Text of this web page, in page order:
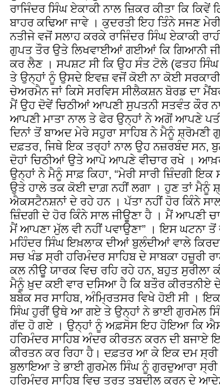
ਰਾਜਿੰਦਰ ਸਿੰਘ ਏਕਾਕੀ ਨਾਲ ਜ਼ਿਕਰ ਕੀਤਾ ਕਿ
ਬਾਹਰ ਕਢਿਆ ਜਾਵੇ । ਕੁਦਰਤੀ ਇਹ ਤਿੰਨੇ ਸਜਣ
ਨਤੀਜੇ ਵਜੋਂ ਸਲਾਹ ਕਰਕੇ ਰਾਜਿੰਦਰ ਸਿੰਘ ਏਕਾਕੀ
ਗੁਪਤ ਤੌਰ ਉਤੇ ਲਿਖਵਾਈਆਂ ਗਈਆਂ ਕਿ ਗਿਆਨੀ
ਕਰ ਲੈਣ । ਸਪਸ਼ਟ ਸੀ ਕਿ ਉਹ ਸੰਤ ਟੋਲੇ (ਫਤਹ
ਤੇ ਉਨ੍ਹਾਂ ਨੂੰ ਉਸਦੇ ਇਵਜ਼ ਵਜੋਂ ਕੋਈ ਨਾ ਕੋਈ
ਚੇਅਰਮੈਨ ਜਾਂ ਕਿਸੇ ਸਰਵਿਸ ਸੀਲੈਕਸ਼ਨ ਬੋਰਡ ਦਾ
ਮੈਂ ਉਹ ਦੋਵੇਂ ਚਿਠੀਆਂ ਆਪਣੀ ਸੁਪਤਨੀ ਸਤਵੰਤ ਕੌਰ
ਆਪਣੀ ਮਾਤਾ ਨਾਲ ਤੇ ਫੇਰ ਉਨ੍ਹਾਂ ਨੇ ਅਗੋਂ ਆਪਣੇ
ਦਿਨਾਂ ਤੋਂ ਬਾਅਦ ਮੇਰੇ ਸਹੁਰਾ ਸਾਹਿਬ ਨੇ ਮੈਨੂੰ
ਦਫ਼ਤਰ, ਜਿਥੇ ਇਕ ਤਰ੍ਹਾਂ ਨਾਲ ਉਹ ਨਜ਼ਰਬੰਦ ਸਨ,
ਦੋਹਾਂ ਚਿਠੀਆਂ ਉਤੇ ਆਪੋ ਆਪਣੇ ਵੀਚਾਰ ਰਖੇ ।
ਉਨ੍ਹਾਂ ਨੇ ਮੈਨੂੰ ਸਾਫ਼ ਕਿਹਾ, “ਮੇਰੀ ਸਾਰੀ ਜ਼ਿੰਦਗੀ
ਉਤੇ ਹਾਲੇ ਤਕ ਕੋਈ ਦਾਗ਼ ਨਹੀਂ ਲਗਾ । ਹੁਣ ਤਾਂ ਮੈਨੂੰ
ਐਕਸਟੈਨਸ਼ਨਾਂ ਦੇ ਰਹੇ ਹਨ । ਪੱਤਾ ਨਹੀਂ ਹੋਰ ਕਿੰਨੇ
ਜ਼ਿੰਦਗੀ ਦੇ ਹੋਰ ਕਿੰਨੇ ਸਾਲ ਜੀਊਣਾ ਹੈ । ਮੈਂ ਆਪਣੀ
ਮੈਂ ਆਪਣਾ ਮੁੱਲ ਵੀ ਨਹੀਂ ਪਵਾਉਣਾ” । ਇਸ ਘਟਨਾ ਤੋਂ
ਮਹਿੰਦਰ ਸਿੰਘ ਇਖ਼ਲਾਕ ਦੀਆਂ ਬੁਲੰਦੀਆਂ ਵਾਲੇ
ਸਚ ਖੰਡ ਸ੍ਰੀ ਹਰਿਮੰਦਰ ਸਾਹਿਬ ਦੇ ਸਾਬਕਾ ਹਜ਼ੂਰੀ
ਕਲ ਨੀਊ ਯਾਰਕ ਵਿਚ ਰਹਿ ਰਹੇ ਹਨ, ਬਹੁਤ ਸੁਰੀਲਾ
ਮੈਨੂੰ ਖ਼ੁਦ ਕਈ ਵਾਰ ਦਸਿਆ ਹੈ ਕਿ ਬਤੌਰ ਕੀਰਤਨੀਏ
ਬਬੇਕ ਸਰ ਸਾਹਿਬ, ਅੰਮ੍ਰਿਤਸਰ ਵਿਖੇ ਹੋਈ ਸੀ ।
ਸਿੰਘ ਹੁਰੀਂ ਉਥੇ ਆ ਗਏ ਤੇ ਉਨ੍ਹਾਂ ਨੇ ਭਾਈ ਗੁਰਮੇਲ
ਗੱਦ ਹੋ ਗਏ । ਉਨ੍ਹਾਂ ਨੂੰ ਅਫ਼ਸੋਸ ਇਹ ਹੋਇਆ ਕਿ
ਹਰਿਮੰਦਰ ਸਾਹਿਬ ਅੰਦਰ ਕੀਰਤਨ ਕਰਨ ਦੀ
ਕੀਰਤਨ ਕਰ ਰਿਹਾ ਹੈ। ਦਫ਼ਤਰ ਆ ਕੇ ਇਕ ਦਮ ਸ੍ਰੀ
ਬੁਲਾਇਆ ਤੇ ਭਾਈ ਗੁਰਮੇਲ ਸਿੰਘ ਨੂੰ ਗੁਰਦੁਆਰਾ ਸ੍ਰੀ
ਹਰਿਮੰਦਰ ਸਾਹਿਬ ਵਿਚ ਤੁਰਤ ਤਬਦੀਲ ਕਰਨ ਦੇ